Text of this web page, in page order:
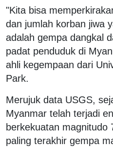
"Kita bisa
dan jumlah korban jiwa
adalah gempa dangkal
padat penduduk di
ahli kegempaan dari
Park.
Merujuk data USGS,
Myanmar telah terjadi
berkekuatan magnitudo
paling terakhir gempa